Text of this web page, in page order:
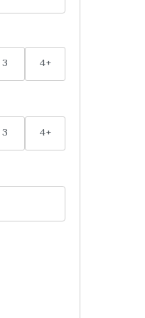
3 4+
3 4+